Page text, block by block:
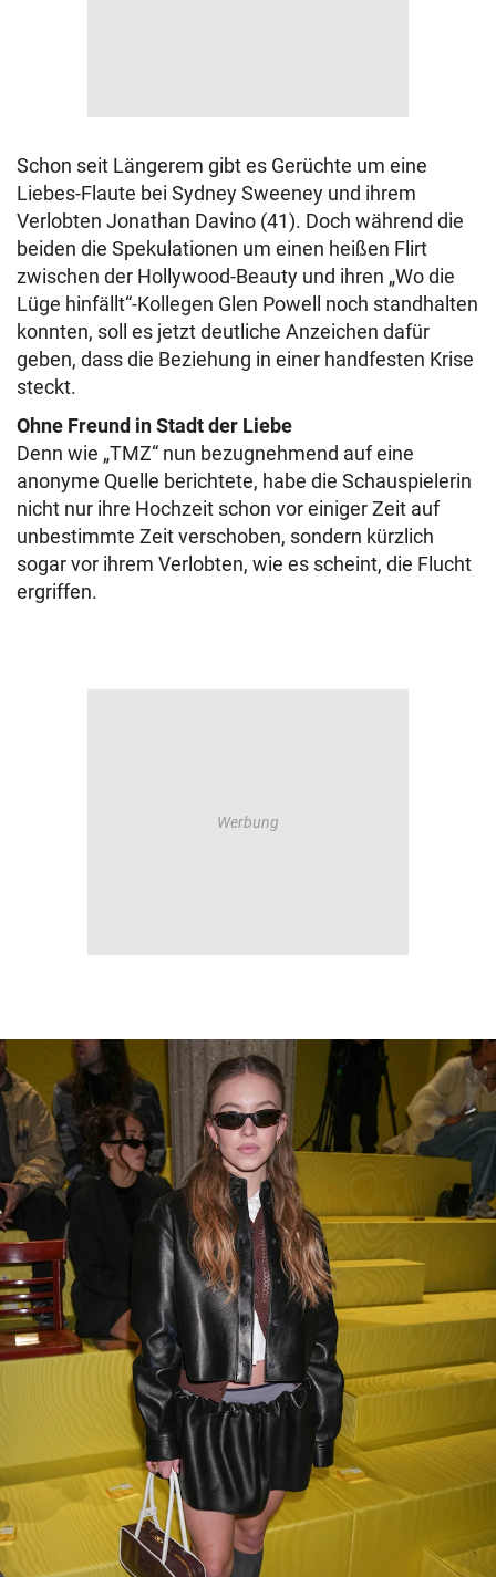
Schon seit Längerem gibt es Gerüchte um eine
Liebes-Flaute bei Sydney Sweeney und ihrem
Verlobten Jonathan Davino (41). Doch während die
beiden die Spekulationen um einen heißen Flirt
zwischen der Hollywood-Beauty und ihren „Wo die
Lüge hinfällt“-Kollegen Glen Powell noch standhalten
konnten, soll es jetzt deutliche Anzeichen dafür
geben, dass die Beziehung in einer handfesten Krise
steckt.
Ohne Freund in Stadt der Liebe
Denn wie „TMZ“ nun bezugnehmend auf eine
anonyme Quelle berichtete, habe die Schauspielerin
nicht nur ihre Hochzeit schon vor einiger Zeit auf
unbestimmte Zeit verschoben, sondern kürzlich
sogar vor ihrem Verlobten, wie es scheint, die Flucht
ergriffen.